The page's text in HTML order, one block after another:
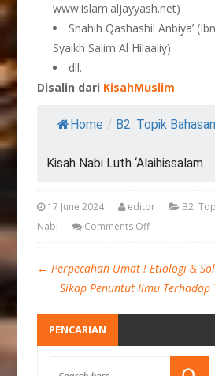
www.islam.aljayyash.net)
Shahih Qashashil Anbiya’
Syaikh Salim Al Hilaaliy)
dll.
Disalin dari KisahMuslim
Home / B2. Topik
Kisah Nabi Luth ‘Alaihissalam
17 June 2024 editor
B2.
Nabi
Comments Off
← Perpecahan Umat ! Etiologi &
Sikap Penuntut Ilmu
PENCARIAN